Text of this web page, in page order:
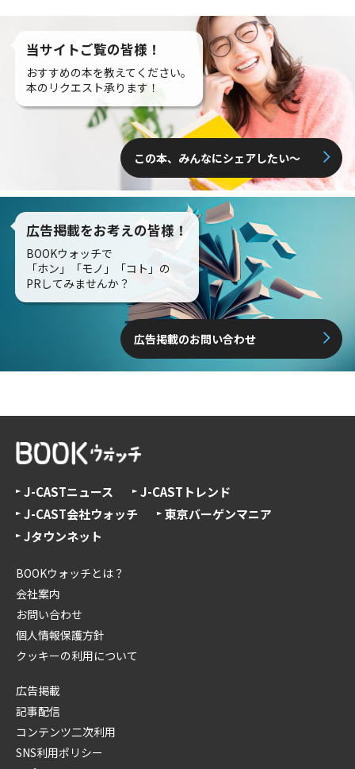
当サイトご覧の皆様！
おすすめの本を教えてください。
本のリクエスト承ります！
この本、みんなにシェアしたい〜
広告掲載をお考えの皆様！
BOOKウォッチで
「ホン」「モノ」「コト」の
PRしてみませんか？
広告掲載のお問い合わせ
J-CASTニュース
J-CASTトレンド
J-CAST会社ウォッチ
東京バーゲンマニア
Jタウンネット
BOOKウォッチとは？
会社案内
お問い合わせ
個人情報保護方針
クッキーの利用について
広告掲載
記事配信
コンテンツ二次利用
SNS利用ポリシー